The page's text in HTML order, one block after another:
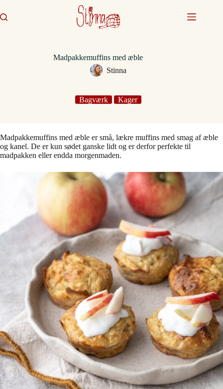
til
indhold
Madpakkemuffins med æble
Stinna
Bagværk Kager
Madpakkemuffins med æble er små, lækre muffins med smag af æble
og kanel. De er kun sødet ganske lidt og er derfor perfekte til
madpakken eller endda morgenmaden.